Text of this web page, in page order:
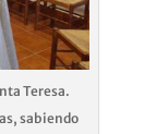
Teresa.
sabiendo